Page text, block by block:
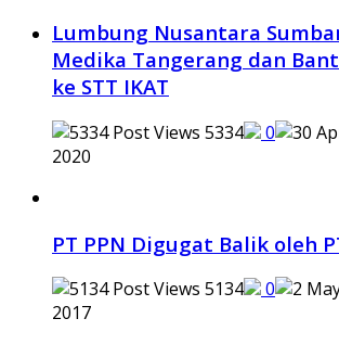
Lumbung Nusantara
Medika Tangerang dan
ke STT IKAT
5334 0
2020
PT PPN Digugat Balik oleh
5134 0
2017